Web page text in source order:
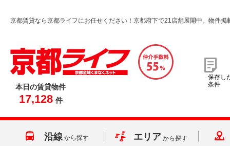
京都賃貸なら京都ライフにお任せください！京都府下で21店舗展開中。物件掲
本日の賃貸物件
17,128 件
保存し
条件
沿線 から探す エリア から探す